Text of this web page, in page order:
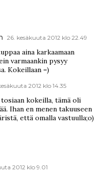
26. kesäkuuta 2012 klo 22.49
aina karkaamaan
varmaankin pysyy
Kokeillaan =)
2012 klo 14.35
kokeilla, tämä oli
Ihan en menen takuuseen
että omalla vastuulla;o)
2012 klo 9.01